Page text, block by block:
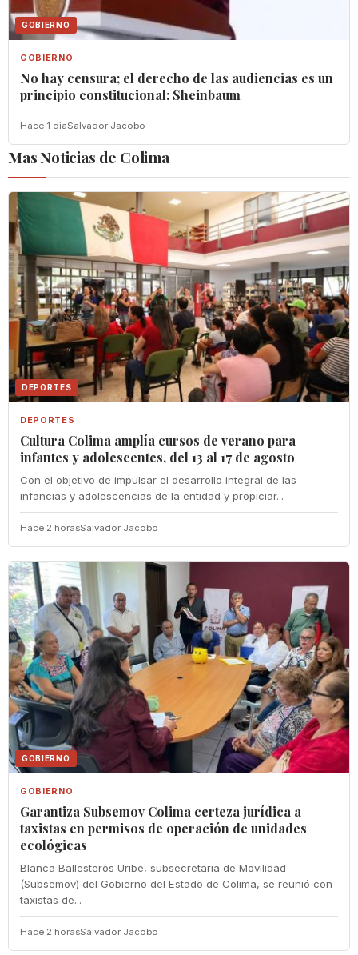
GOBIERNO
GOBIERNO
No hay censura; el derecho de las audiencias es un
principio constitucional: Sheinbaum
Hace 1 diaSalvador Jacobo
Mas Noticias de Colima
DEPORTES
DEPORTES
Cultura Colima amplía cursos de verano para
infantes y adolescentes, del 13 al 17 de agosto
Con el objetivo de impulsar el desarrollo integral de las
infancias y adolescencias de la entidad y propiciar...
Hace 2 horasSalvador Jacobo
GOBIERNO
GOBIERNO
Garantiza Subsemov Colima certeza jurídica a
taxistas en permisos de operación de unidades
ecológicas
Blanca Ballesteros Uribe, subsecretaria de Movilidad
(Subsemov) del Gobierno del Estado de Colima, se reunió con
taxistas de...
Hace 2 horasSalvador Jacobo